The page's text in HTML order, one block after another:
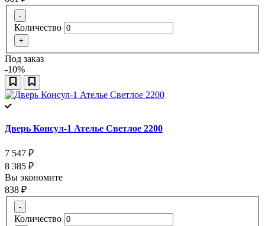
-
Количество
+
Под заказ
-10%
Дверь Консул-1 Ателье Светлое 2200
7 547 ₽
8 385 ₽
Вы экономите
838 ₽
-
Количество